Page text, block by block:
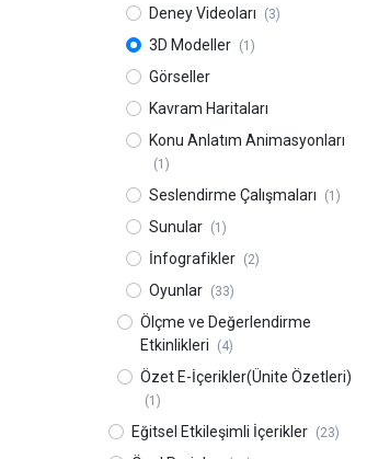
Deney Videoları (3)
3D Modeller (1)
Görseller
Kavram Haritaları
Konu Anlatım Animasyonları
(1)
Seslendirme Çalışmaları (1)
Sunular (1)
İnfografikler (2)
Oyunlar (33)
Ölçme ve Değerlendirme
Etkinlikleri
(4)
Özet E-İçerikler(Ünite Özetleri)
(1)
Eğitsel Etkileşimli İçerikler (23)